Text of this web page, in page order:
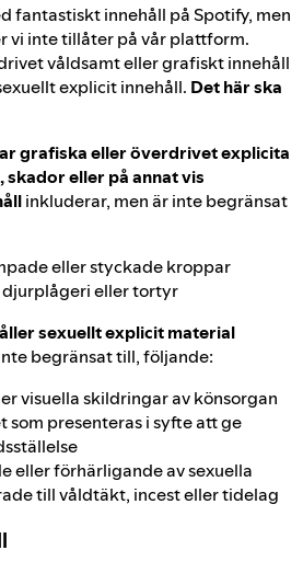
fantastiskt innehåll på Spotify, men
vi inte tillåter på vår plattform.
våldsamt eller grafiskt innehåll
explicit innehåll. Det här ska
grafiska eller överdrivet explicita
eller på annat vis
inkluderar, men är inte begränsat
eller styckade kroppar
eller tortyr
sexuellt explicit material
begränsat till, följande:
visuella skildringar av könsorgan
som presenteras i syfte att ge
eller förhärligande av sexuella
till våldtäkt, incest eller tidelag